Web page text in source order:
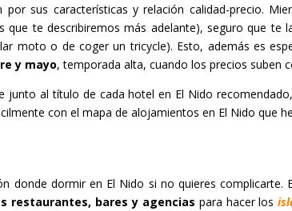
sus características y relación calidad-precio.
que te describiremos más adelante), seguro que te
moto o de coger un tricycle). Esto, además es
y mayo, temporada alta, cuando los precios suben
junto al título de cada hotel en El Nido
con el mapa de alojamientos en El Nido que
donde dormir en El Nido si no quieres complicarte.
restaurantes, bares y agencias para hacer los